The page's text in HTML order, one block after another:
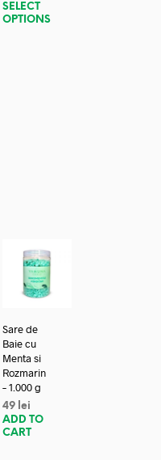
SELECT
OPTIONS
Sare de
Baie cu
Menta si
Rozmarin
– 1.000 g
49 lei
ADD TO
CART